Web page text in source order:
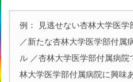
例： 見逃せない杏林大学医学
／新たな杏林大学医学部付属
ル ／杏林大学医学部付属病院
林大学医学部付属病院に興味